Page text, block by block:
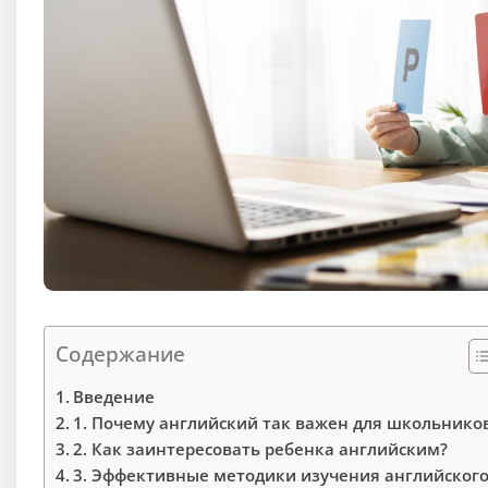
Содержание
Введение
1. Почему английский так важен для
2. Как заинтересовать ребенка английским?
3. Эффективные методики изучения